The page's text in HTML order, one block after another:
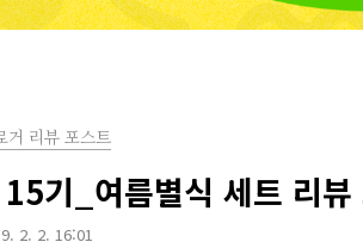
거 리뷰 포스트
기_여름별식 세트 리
2. 2. 16:01